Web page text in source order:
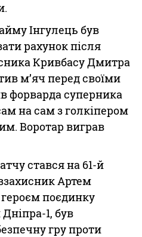
Інгулець був
рахунок після
Кривбасу Дмитра
м’яч перед своїми
форварда суперника
на сам з голкіпером
Воротар виграв
стався на 61-й
Артем
поєдинку
1, був
гру проти